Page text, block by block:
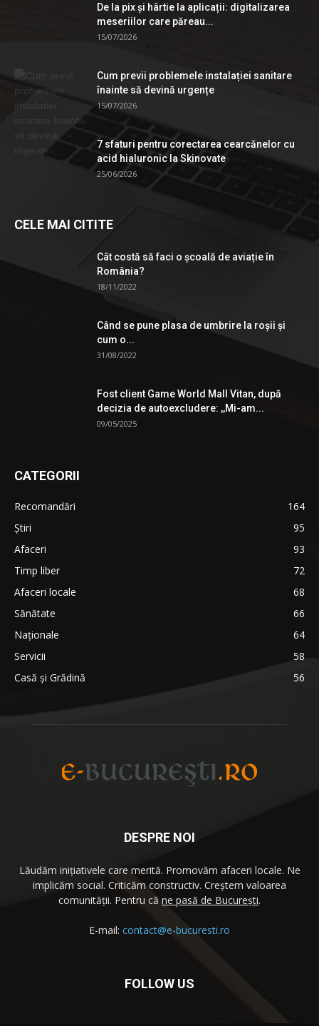
De la pix şi hârtie la aplicații: digitalizarea
meseriilor care păreau...
15/07/2026
Cum previi problemele instalației sanitare
înainte să devină urgențe
15/07/2026
7 sfaturi pentru corectarea cearcănelor cu
acid hialuronic la Skinovate
25/06/2026
CELE MAI CITITE
Cât costă să faci o școală de aviație în
România?
18/11/2022
Când se pune plasa de umbrire la roşii şi
cum o...
31/08/2022
Fost client Game World Mall Vitan, după
decizia de autoexcludere: ,,Mi-am...
09/05/2025
CATEGORII
Recomandări
164
Știri
95
Afaceri
93
Timp liber
72
Afaceri locale
68
Sănătate
66
Naționale
64
Servicii
58
Casă și Grădină
56
DESPRE NOI
Lăudăm iniţiativele care merită. Promovăm afaceri locale. Ne
implicăm social. Criticăm constructiv. Creştem valoarea
comunităţii. Pentru că ne pasă de București.
E-mail: contact@e-bucuresti.ro
FOLLOW US